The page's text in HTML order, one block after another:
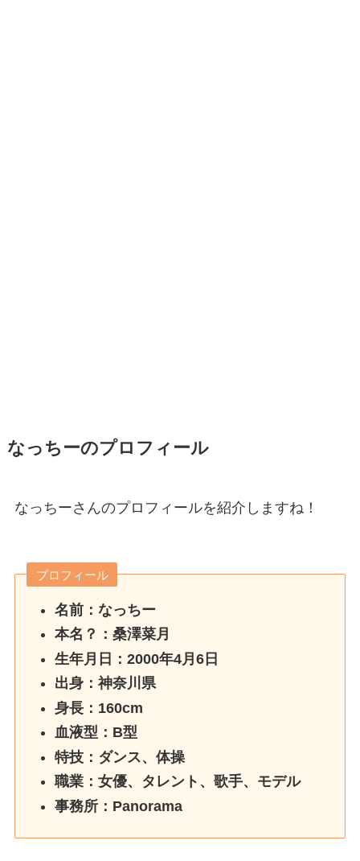
なっちーのプロフィール
なっちーさんのプロフィールを紹介しますね！
プロフィール
名前：なっちー
本名？：桑澤菜月
生年月日：2000年4月6日
出身：神奈川県
身長：160cm
血液型：B型
特技：ダンス、体操
職業：女優、タレント、歌手、モデル
事務所：Panorama